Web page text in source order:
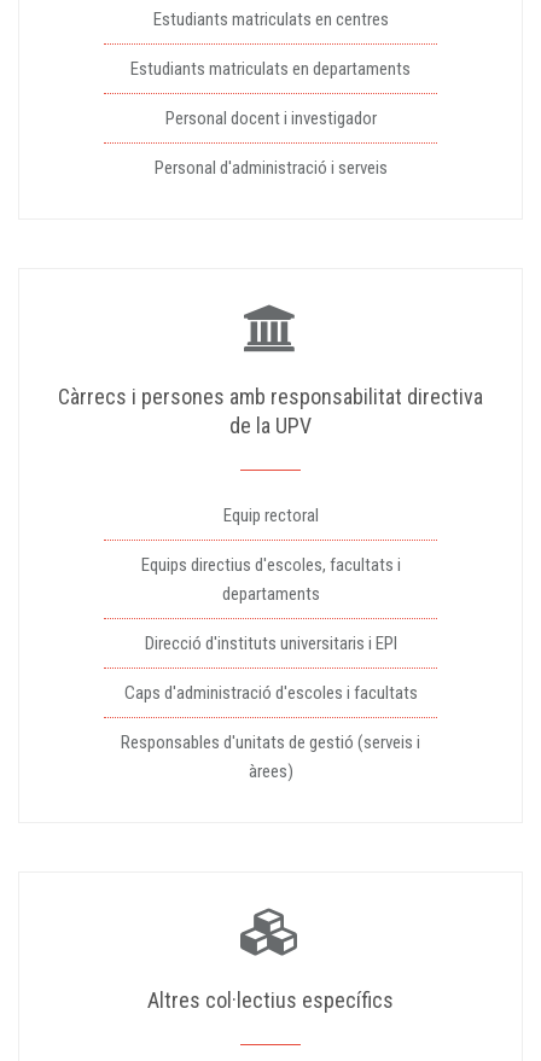
Estudiants matriculats en centres
Estudiants matriculats en departaments
Personal docent i investigador
Personal d'administració i serveis
Càrrecs i persones amb responsabilitat directiva
de la UPV
Equip rectoral
Equips directius d'escoles, facultats i
departaments
Direcció d'instituts universitaris i EPI
Caps d'administració d'escoles i facultats
Responsables d'unitats de gestió (serveis i
àrees)
Altres col·lectius específics